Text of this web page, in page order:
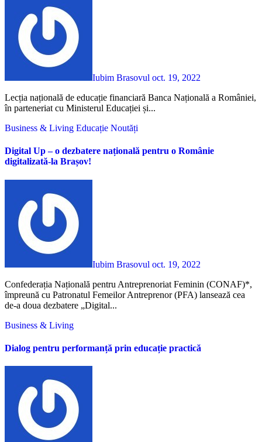
Iubim Brasovul oct. 19, 2022
Lecția națională de educație financiară Banca Națională a României,
în parteneriat cu Ministerul Educației și...
Business & Living Educație Noutăți
Digital Up – o dezbatere națională pentru o Românie
digitalizată-la Brașov!
Iubim Brasovul oct. 19, 2022
Confederația Națională pentru Antreprenoriat Feminin (CONAF)*,
împreună cu Patronatul Femeilor Antreprenor (PFA) lansează cea
de-a doua dezbatere „Digital...
Business & Living
Dialog pentru performanță prin educație practică